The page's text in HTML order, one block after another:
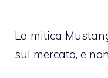
La mitica
sul mercato, e